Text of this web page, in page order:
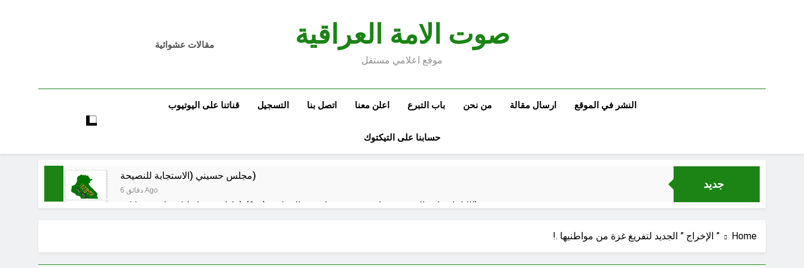
صوت الامة العراقية
موقع اعلامي مستقل
مقالات عشوائية
النشر في الموقع ارسال مقالة من نحن باب التبرع اعلن معنا اتصل بنا التسجيل قناتنا على اليوتيوب
حسابنا على التيكتوك
جديد
مجلس حسيني (الاستجابة للنصيحة)
6 دقائق Ago
الكاتبان باقر الزبيدي ورياض سعد يحذران من الجولاني (ح 2) (فاذا سجدوا فليكونوا من ورائكم)
الإنسان العراقي بين ضياع الهوية الوطنية وجدلية بناء الدولة
غزو الكويت 1990: قرار صدام حسين ودور دائرته العائلية في الحرب والاحتلال وعمليات النهب
Home ” الإخراج ” الجديد لتفريغ غزة من مواطنيها .!